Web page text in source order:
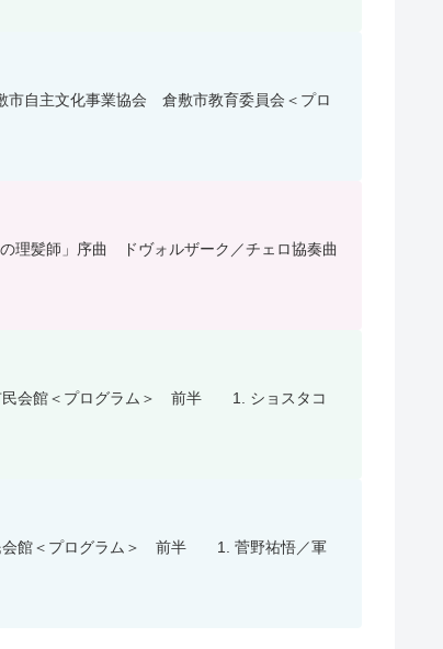
市自主文化事業協会 倉敷市教育委員会＜プロ
理髪師」序曲 ドヴォルザーク／チェロ協奏曲
民会館＜プログラム＞ 前半 1. ショスタコ
民会館＜プログラム＞ 前半 1. 菅野祐悟／軍